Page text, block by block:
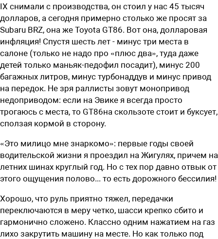
IX снимали с производства, он стоил у нас 45 тысяч
долларов, а сегодня примерно столько же просят за
Subaru BRZ, она же Toyota GT86. Вот она, долларовая
инфляция! Спустя шесть лет - минус три места в
салоне (только не надо про «плюс два», туда даже
детей только маньяк-педофил посадит), минус 200
багажных литров, минус турбонаддув и минус привод
на передок. Не зря раллисты зовут монопривод
недоприводом: если на Эвике я всегда просто
трогаюсь с мес­та, то GT86на скользоте стоит и буксует,
сползая кормой в сторону.
«Это милицо мне знаркомо»: первые годы своей
водительской жизни я проездил на Жигулях, причем на
летних шинах круглый год. Но с тех пор давно отвык от
этого ощущения полово... то есть дорожного бессилия!
Хорошо, что руль приятно тяжел, передачки
переключаются в меру четко, шасси крепко сбито и
гармонично сложено. Классно одним нажатием на газ
лихо закрутить машину на месте. Но как только под